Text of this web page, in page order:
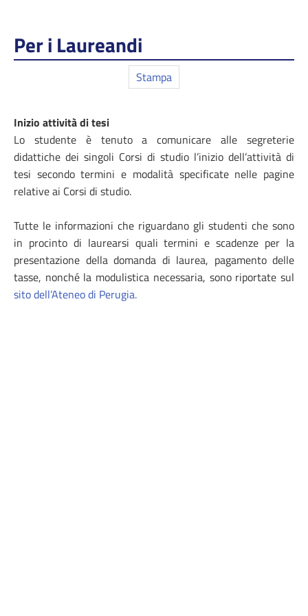
Per i Laureandi
Stampa
Inizio attività di tesi
Lo studente è tenuto a comunicare alle segreterie
didattiche dei singoli Corsi di studio l’inizio dell’attività di
tesi secondo termini e modalità specificate nelle pagine
relative ai Corsi di studio.
Tutte le informazioni che riguardano gli studenti che sono
in procinto di laurearsi quali termini e scadenze per la
presentazione della domanda di laurea, pagamento delle
tasse, nonché la modulistica necessaria, sono riportate sul
sito dell’Ateneo di Perugia.